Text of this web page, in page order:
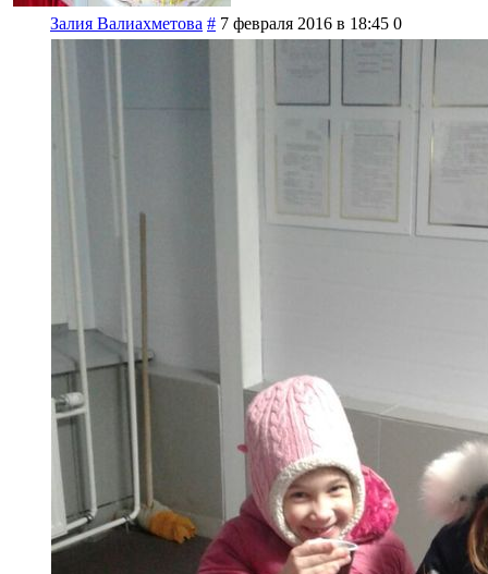
Залия Валиахметова # 7 февраля 2016 в 18:45 0